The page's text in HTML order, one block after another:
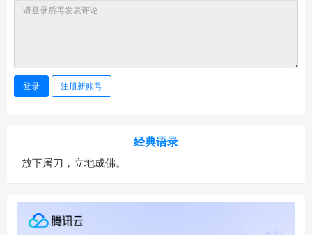
登录 注册新账号
经典语录
放下屠刀，立地成佛。